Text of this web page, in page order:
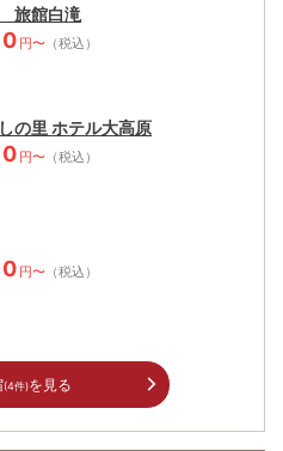
旅館白滝
円〜 （税込）
の里 ホテル大高原
円〜 （税込）
円〜 （税込）
(4件)を見る